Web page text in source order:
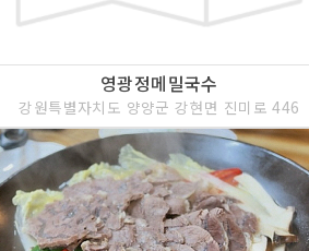
영광정메밀국수
강원특별자치도 양양군 강현면 진미로 446